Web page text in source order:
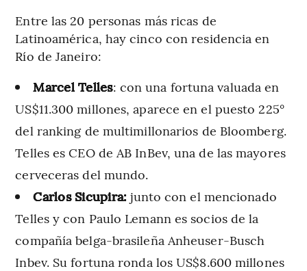
Entre las 20 personas más ricas de
Latinoamérica, hay cinco con residencia en
Río de Janeiro:
Marcel Telles: con una fortuna valuada en
US$11.300 millones, aparece en el puesto 225°
del ranking de multimillonarios de Bloomberg.
Telles es CEO de AB InBev, una de las mayores
cerveceras del mundo.
Carlos Sicupira:junto con el mencionado
Telles y con Paulo Lemann es socios de la
compañía belga-brasileña Anheuser-Busch
Inbev. Su fortuna ronda los US$8.600 millones